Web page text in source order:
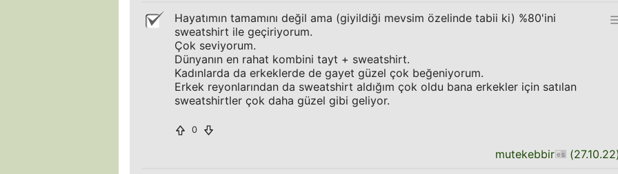
Hayatımın tamamını değil ama (giyildiği mevsim özelinde tabii ki) %80'ini
sweatshirt ile geçiriyorum.
Çok seviyorum.
Dünyanın en rahat kombini tayt + sweatshirt.
Kadınlarda da erkeklerde de gayet güzel çok beğeniyorum.
Erkek reyonlarından da sweatshirt aldığım çok oldu bana erkekler için satılan
sweatshirtler çok daha güzel gibi geliyor.
0
mutekebbir (27.10.22